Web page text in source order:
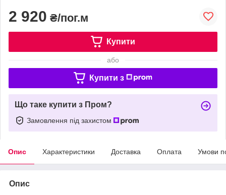
2 920 ₴/пог.м
Купити
або
Купити з
Що таке купити з Пром?
Замовлення під захистом
Опис Характеристики Доставка Оплата Умови
Опис